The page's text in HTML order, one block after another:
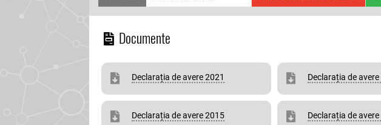
Documente
Declarația de avere 2021 Declarația de
Declarația de avere 2015 Declarația de